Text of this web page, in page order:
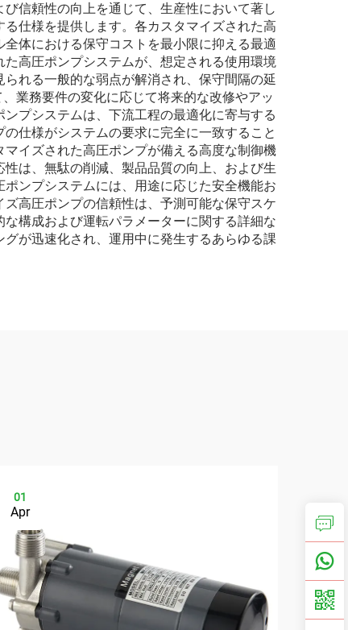
信頼性の向上を通じて、生産性において著し
仕様を提供します。各カスタマイズされた高
体における保守コストを最小限に抑える最適
高圧ポンプシステムが、想定される使用環境
れる一般的な弱点が解消され、保守間隔の延
業務要件の変化に応じて将来的な改修やアッ
プシステムは、下流工程の最適化に寄与する
仕様がシステムの要求に完全に一致すること
イズされた高圧ポンプが備える高度な制御機
は、無駄の削減、製品品質の向上、および生
ンプシステムには、用途に応じた安全機能お
高圧ポンプの信頼性は、予測可能な保守スケ
構成および運転パラメーターに関する詳細な
が迅速化され、運用中に発生するあらゆる課
01
Apr